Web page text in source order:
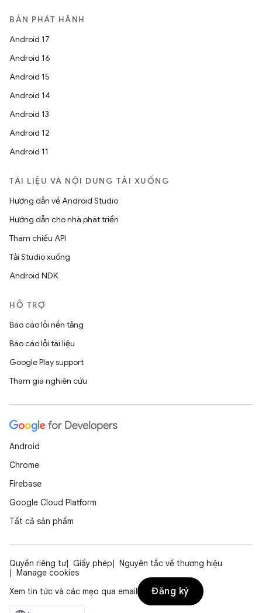
BẢN PHÁT HÀNH
Android 17
Android 16
Android 15
Android 14
Android 13
Android 12
Android 11
TÀI LIỆU VÀ NỘI DUNG TẢI XUỐNG
Hướng dẫn về Android Studio
Hướng dẫn cho nhà phát triển
Tham chiếu API
Tải Studio xuống
Android NDK
HỖ TRỢ
Báo cáo lỗi nền tảng
Báo cáo lỗi tài liệu
Google Play support
Tham gia nghiên cứu
Android
Chrome
Firebase
Google Cloud Platform
Tất cả sản phẩm
Quyền riêng tư Giấy phép
Nguyên tắc về thương hiệu
Manage cookies
Xem tin tức và các mẹo qua email
Đăng ký